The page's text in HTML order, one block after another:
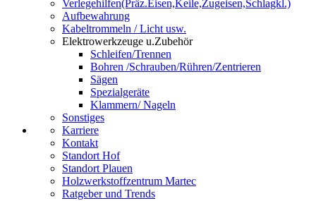
Verlegehilfen(Präz.Eisen,Keile,Zugeisen,Schlagkl.)
Aufbewahrung
Kabeltrommeln / Licht usw.
Elektrowerkzeuge u.Zubehör
Schleifen/Trennen
Bohren /Schrauben/Rühren/Zentrieren
Sägen
Spezialgeräte
Klammern/ Nageln
Sonstiges
Karriere
Kontakt
Standort Hof
Standort Plauen
Holzwerkstoffzentrum Martec
Ratgeber und Trends